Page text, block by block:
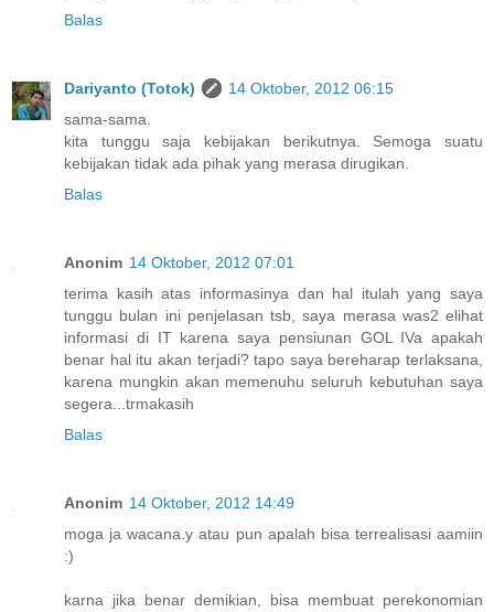
Balas
Dariyanto (Totok)
14 Oktober, 2012 06:15
sama-sama.
kita tunggu saja kebijakan berikutnya. Semoga suatu
kebijakan tidak ada pihak yang merasa dirugikan.
Balas
Anonim 14 Oktober, 2012 07:01
terima kasih atas informasinya dan hal itulah yang saya
tunggu bulan ini penjelasan tsb, saya merasa was2 elihat
informasi di IT karena saya pensiunan GOL IVa apakah
benar hal itu akan terjadi? tapo saya bereharap terlaksana,
karena mungkin akan memenuhu seluruh kebutuhan saya
segera...trmakasih
Balas
Anonim 14 Oktober, 2012 14:49
moga ja wacana.y atau pun apalah bisa terrealisasi aamiin
:)
karna jika benar demikian, bisa membuat perekonomian